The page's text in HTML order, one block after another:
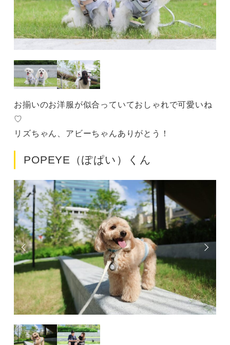
お揃いのお洋服が似合っていておしゃれで可愛いね
♡
リズちゃん、アビーちゃんありがとう！
POPEYE（ぽぱい）くん